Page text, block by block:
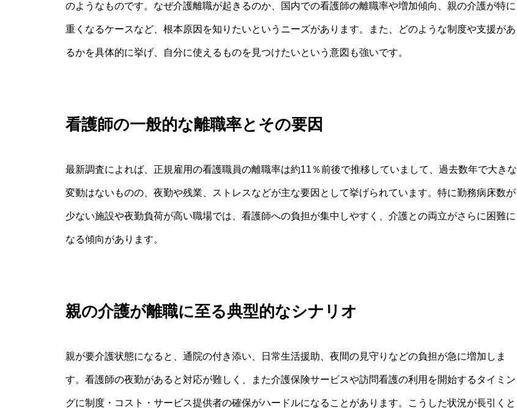
のようなものです。なぜ介護離職が起きるのか、国内での看護師の離職率や増加傾向、親の介護が特に
重くなるケースなど、根本原因を知りたいというニーズがあります。また、どのような制度や支援があ
るかを具体的に挙げ、自分に使えるものを見つけたいという意図も強いです。
看護師の一般的な離職率とその要因
最新調査によれば、正規雇用の看護職員の離職率は約11％前後で推移していまして、過去数年で大きな
変動はないものの、夜勤や残業、ストレスなどが主な要因として挙げられています。特に勤務病床数が
少ない施設や夜勤負荷が高い職場では、看護師への負担が集中しやすく、介護との両立がさらに困難に
なる傾向があります。
親の介護が離職に至る典型的なシナリオ
親が要介護状態になると、通院の付き添い、日常生活援助、夜間の見守りなどの負担が急に増加しま
す。看護師の夜勤があると対応が難しく、また介護保険サービスや訪問看護の利用を開始するタイミン
グに制度・コスト・サービス提供者の確保がハードルになることがあります。こうした状況が長引くと